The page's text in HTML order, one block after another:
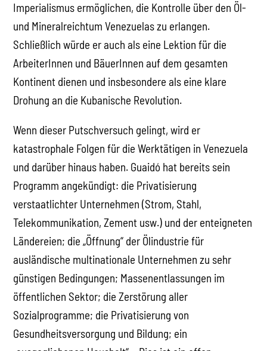
Imperialismus ermöglichen, die Kontrolle über den Öl-
und Mineralreichtum Venezuelas zu erlangen.
Schließlich würde er auch als eine Lektion für die
ArbeiterInnen und BäuerInnen auf dem gesamten
Kontinent dienen und insbesondere als eine klare
Drohung an die Kubanische Revolution.
Wenn dieser Putschversuch gelingt, wird er
katastrophale Folgen für die Werktätigen in Venezuela
und darüber hinaus haben. Guaidó hat bereits sein
Programm angekündigt: die Privatisierung
verstaatlichter Unternehmen (Strom, Stahl,
Telekommunikation, Zement usw.) und der enteigneten
Ländereien; die „Öffnung“ der Ölindustrie für
ausländische multinationale Unternehmen zu sehr
günstigen Bedingungen; Massenentlassungen im
öffentlichen Sektor; die Zerstörung aller
Sozialprogramme; die Privatisierung von
Gesundheitsversorgung und Bildung; ein